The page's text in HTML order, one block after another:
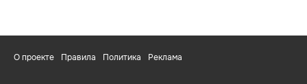
О проекте Правила Политика Реклама